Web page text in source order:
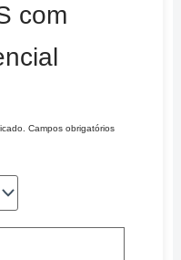
com
Campos obrigatórios